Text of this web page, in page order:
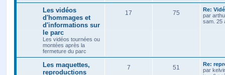
Les vidéos
d'hommages et
d'informations sur
le parc
Les vidéos tournées ou
montées après la
fermeture du parc
17 75
Re:
par
sam. 25
Les maquettes,
reproductions
7 51
Re:
par